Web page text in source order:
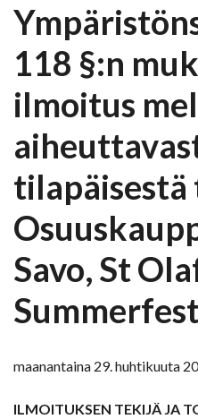
118 §:n
ilmoitus
Savo, St
Summerfest
maanantaina 29. huhtikuuta
ILMOITUKSEN TEKIJÄ JA